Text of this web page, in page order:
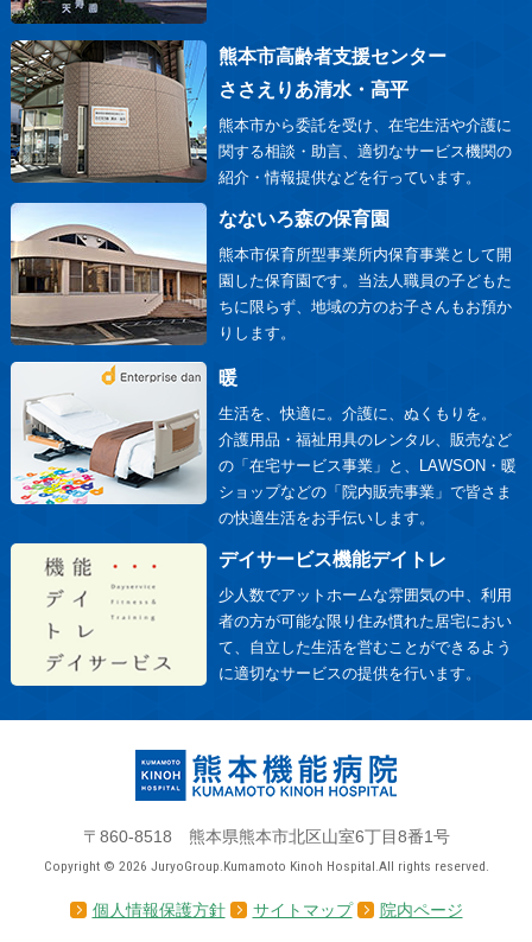
熊本市高齢者支援センター
ささえりあ清水・高平
熊本市から委託を受け、在宅生活や介護に
関する相談・助言、適切なサービス機関の
紹介・情報提供などを行っています。
なないろ森の保育園
熊本市保育所型事業所内保育事業として開
園した保育園です。当法人職員の子どもた
ちに限らず、地域の方のお子さんもお預か
りします。
暖
生活を、快適に。介護に、ぬくもりを。
介護用品・福祉用具のレンタル、販売など
の「在宅サービス事業」と、LAWSON・暖
ショップなどの「院内販売事業」で皆さま
の快適生活をお手伝いします。
デイサービス機能デイトレ
少人数でアットホームな雰囲気の中、利用
者の方が可能な限り住み慣れた居宅におい
て、自立した生活を営むことができるよう
に適切なサービスの提供を行います。
〒860-8518 熊本県熊本市北区山室6丁目8番1号
Copyright © 2026 JuryoGroup.Kumamoto Kinoh Hospital.All rights reserved.
個人情報保護方針 サイトマップ 院内ページ